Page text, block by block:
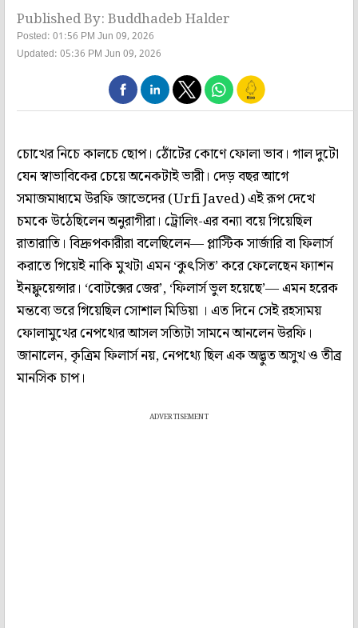
Published By: Buddhadeb Halder
Posted: 01:56 PM Jun 09, 2026
Updated: 05:36 PM Jun 09, 2026
চোখের নিচে কালচে ছোপ। ঠোঁটের কোণে ফোলা ভাব। গাল দুটো
যেন স্বাভাবিকের চেয়ে অনেকটাই ভারী। দেড় বছর আগে
সমাজমাধ্যমে উরফি জাভেদের (Urfi Javed) এই রূপ দেখে
চমকে উঠেছিলেন অনুরাগীরা। ট্রোলিং-এর বন্যা বয়ে গিয়েছিল
রাতারাতি। বিদ্রুপকারীরা বলেছিলেন— প্লাস্টিক সার্জারি বা ফিলার্স
করাতে গিয়েই নাকি মুখটা এমন ‘কুৎসিত’ করে ফেলেছেন ফ্যাশন
ইনফ্লুয়েন্সার। ‘বোটক্সের জের’, ‘ফিলার্স ভুল হয়েছে’— এমন হরেক
মন্তব্যে ভরে গিয়েছিল সোশাল মিডিয়া । এত দিনে সেই রহস্যময়
ফোলামুখের নেপথ্যের আসল সত্যিটা সামনে আনলেন উরফি।
জানালেন, কৃত্রিম ফিলার্স নয়, নেপথ্যে ছিল এক অদ্ভুত অসুখ ও তীব্র
মানসিক চাপ।
ADVERTISEMENT